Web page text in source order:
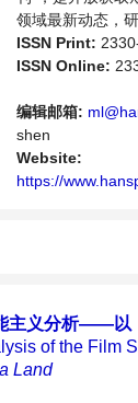
领域最新动态，
世界范围内的科
个传播、分享和
ISSN Print:
ISSN Online:
编辑邮箱:
shen
Website:
https://
主义分析——以
of the Film
Land